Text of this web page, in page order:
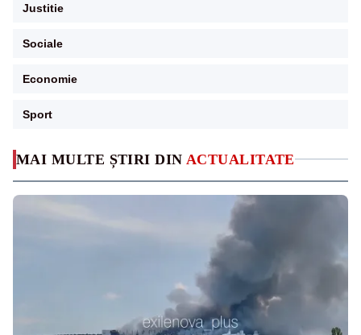
MAI MULTE ȘTIRI DIN ACTUALITATE
Justitie
Sociale
Economie
Sport